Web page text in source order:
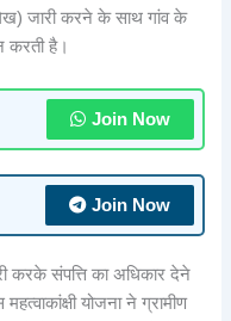
जारी करने के साथ गांव के
करती है।
Join Now
Join Now
करके संपत्ति का अधिकार देने
योजना ने ग्रामीण